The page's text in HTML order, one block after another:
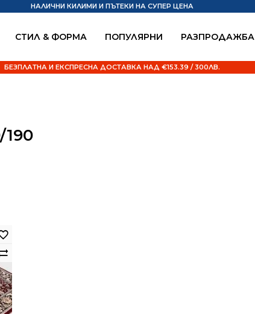
СТИЛ & ФОРМА ПОПУЛЯРНИ РАЗПРОДАЖБА
НАЛИЧНИ КИЛИМИ И ПЪТЕКИ НА СУПЕР ЦЕНА
БЕЗПЛАТНА И ЕКСПРЕСНА ДОСТАВКА НАД €153.39 / 300ЛВ.